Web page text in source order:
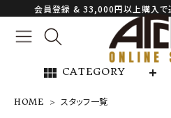
会員登録 & 33,000円以上購入で
view_module CATEGORY
HOME スタッフ一覧